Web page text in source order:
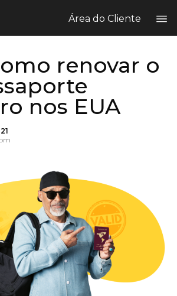
Área do Cliente
Pessoais
Aqui
PT EN ES
renovar o
nos EUA